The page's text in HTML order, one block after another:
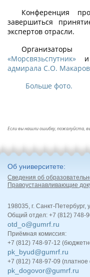
Конференция
завершиться
экспертов отрасли.
«Морсвязьспутник»
адмирала С.О.
Больше фото.
Если вы нашли ошибку, пожалуйста,
Об университете
Сведения об
Правоустанавливающие
198035, г. Санкт-Петербург,
Общий отдел: +7 (812) 748-
otd_o@gumrf.ru
Приёмная комиссия:
+7 (812) 748-97-12
pk_byud@gumrf.ru
+7 (812) 748-97-09 (платное
pk_dogovor@gumrf.ru